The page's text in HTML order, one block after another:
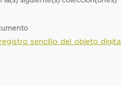
sencillo del objeto digital